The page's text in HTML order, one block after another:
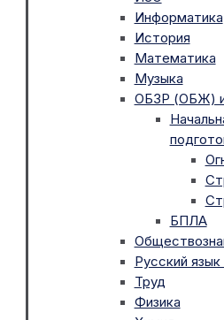
Информатика
История
Математика
Музыка
ОБЗР (ОБЖ)
БПЛА
Русский
Труд
Физика